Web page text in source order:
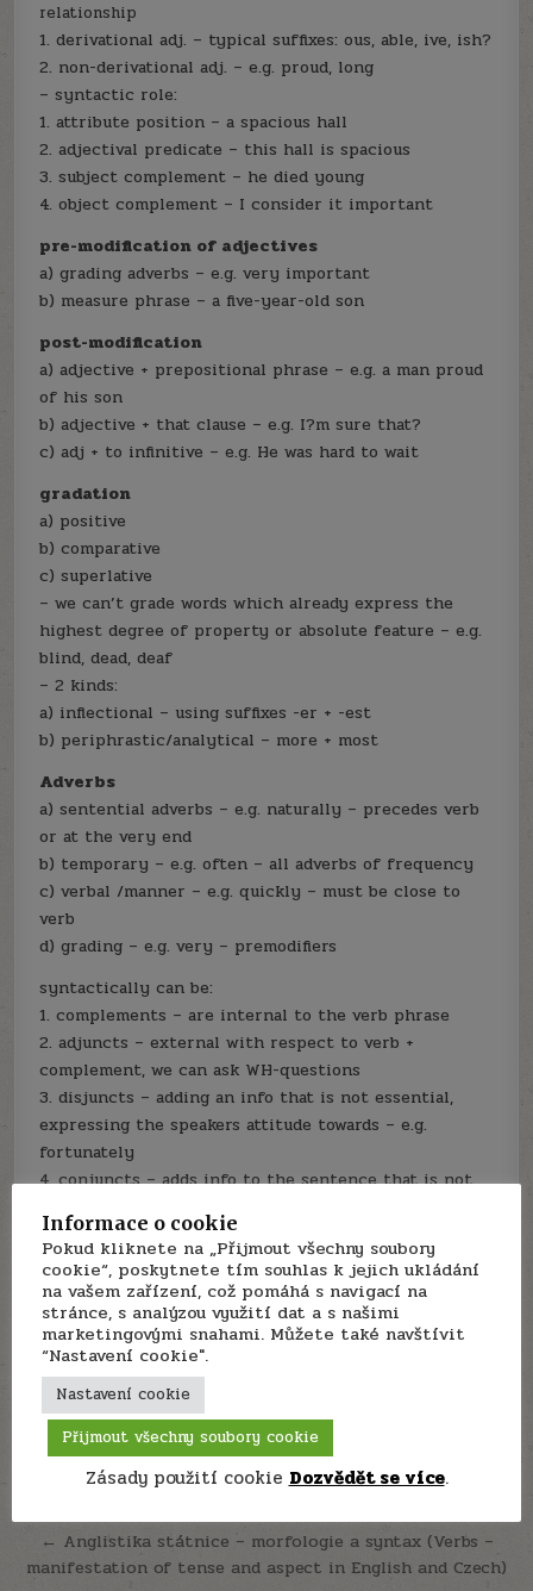
relationship
1. derivational adj. – typical suffixes: ous, able, ive, ish?
2. non-derivational adj. – e.g. proud, long
– syntactic role:
1. attribute position – a spacious hall
2. adjectival predicate – this hall is spacious
3. subject complement – he died young
4. object complement – I consider it important
pre-modification of adjectives
a) grading adverbs – e.g. very important
b) measure phrase – a five-year-old son
post-modification
a) adjective + prepositional phrase – e.g. a man proud
of his son
b) adjective + that clause – e.g. I?m sure that?
c) adj + to infinitive – e.g. He was hard to wait
gradation
a) positive
b) comparative
c) superlative
– we can’t grade words which already express the
highest degree of property or absolute feature – e.g.
blind, dead, deaf
– 2 kinds:
a) inflectional – using suffixes -er + -est
b) periphrastic/analytical – more + most
Adverbs
a) sentential adverbs – e.g. naturally – precedes verb
or at the very end
b) temporary – e.g. often – all adverbs of frequency
c) verbal /manner – e.g. quickly – must be close to
verb
d) grading – e.g. very – premodifiers
syntactically can be:
1. complements – are internal to the verb phrase
2. adjuncts – external with respect to verb +
complement, we can ask WH-questions
3. disjuncts – adding an info that is not essential,
expressing the speakers attitude towards – e.g.
fortunately
4. conjuncts – adds info to the sentence that is not
considered to be part of the context, links segments
together, e.g. however
Author:Je to boj
Navigace
pro
příspěvek
Státnice anglická filologie – morfologie a syntax (basic
← Anglistika státnice – morfologie a syntax (Verbs –
manifestation of tense and aspect in English and Czech)
Informace o cookie
Pokud kliknete na „Přijmout všechny soubory
cookie“, poskytnete tím souhlas k jejich ukládání
na vašem zařízení, což pomáhá s navigací na
stránce, s analýzou využití dat a s našimi
marketingovými snahami. Můžete také navštívit
“Nastavení cookie".
Nastavení cookie
Přijmout všechny soubory cookie
Zásady použití cookie Dozvědět se více.